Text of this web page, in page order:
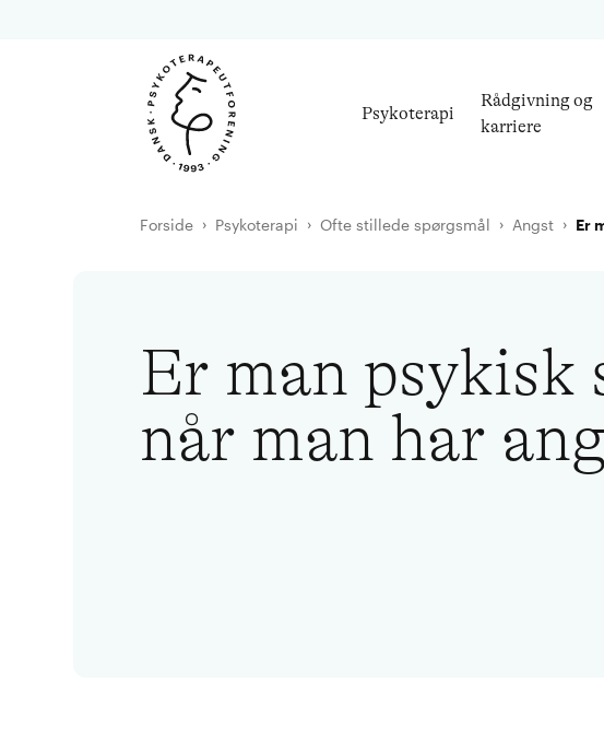
Psykoterapi
Rådgivning og
karriere
Forside Psykoterapi Ofte stillede spørgsmål Angst Er
Er man psykisk
når man har